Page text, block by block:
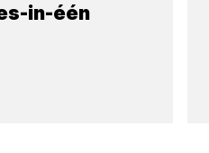
in-één